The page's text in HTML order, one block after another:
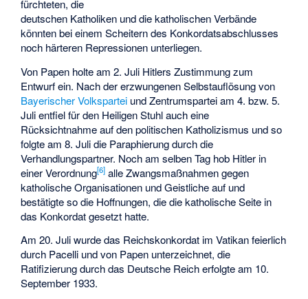
fürchteten, die
deutschen Katholiken und die katholischen Verbände
könnten bei einem Scheitern des Konkordatsabschlusses
noch härteren Repressionen unterliegen.
Von Papen holte am 2. Juli Hitlers Zustimmung zum
Entwurf ein. Nach der erzwungenen Selbstauflösung von
Bayerischer Volkspartei und Zentrumspartei am 4. bzw. 5.
Juli entfiel für den Heiligen Stuhl auch eine
Rücksichtnahme auf den politischen Katholizismus und so
folgte am 8. Juli die Paraphierung durch die
Verhandlungspartner. Noch am selben Tag hob Hitler in
einer Verordnung[6] alle Zwangsmaßnahmen gegen
katholische Organisationen und Geistliche auf und
bestätigte so die Hoffnungen, die die katholische Seite in
das Konkordat gesetzt hatte.
Am 20. Juli wurde das Reichskonkordat im Vatikan feierlich
durch Pacelli und von Papen unterzeichnet, die
Ratifizierung durch das Deutsche Reich erfolgte am 10.
September 1933.